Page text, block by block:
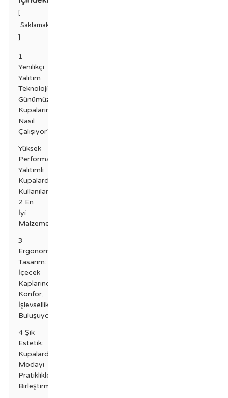
[
Saklamak
]
1
Yenilikçi
Yalıtım
Teknolojisi:
Günümüz
Kupalarında
Nasıl
Çalışıyor?
Yüksek
Performanslı
Yalıtımlı
Kupalarda
Kullanılan
2 En
İyi
Malzeme
3
Ergonomik
Tasarım:
İçecek
Kaplarında
Konfor,
İşlevsellikle
Buluşuyor
4 Şık
Estetik:
Kupalarda
Modayı
Pratiklikle
Birleştirmek